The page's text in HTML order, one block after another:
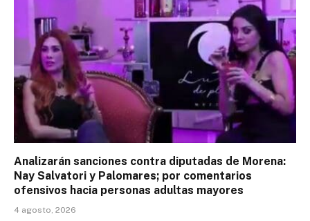
Analizarán sanciones contra diputadas de Morena:
Nay Salvatori y Palomares; por comentarios
ofensivos hacia personas adultas mayores
4 agosto, 2026